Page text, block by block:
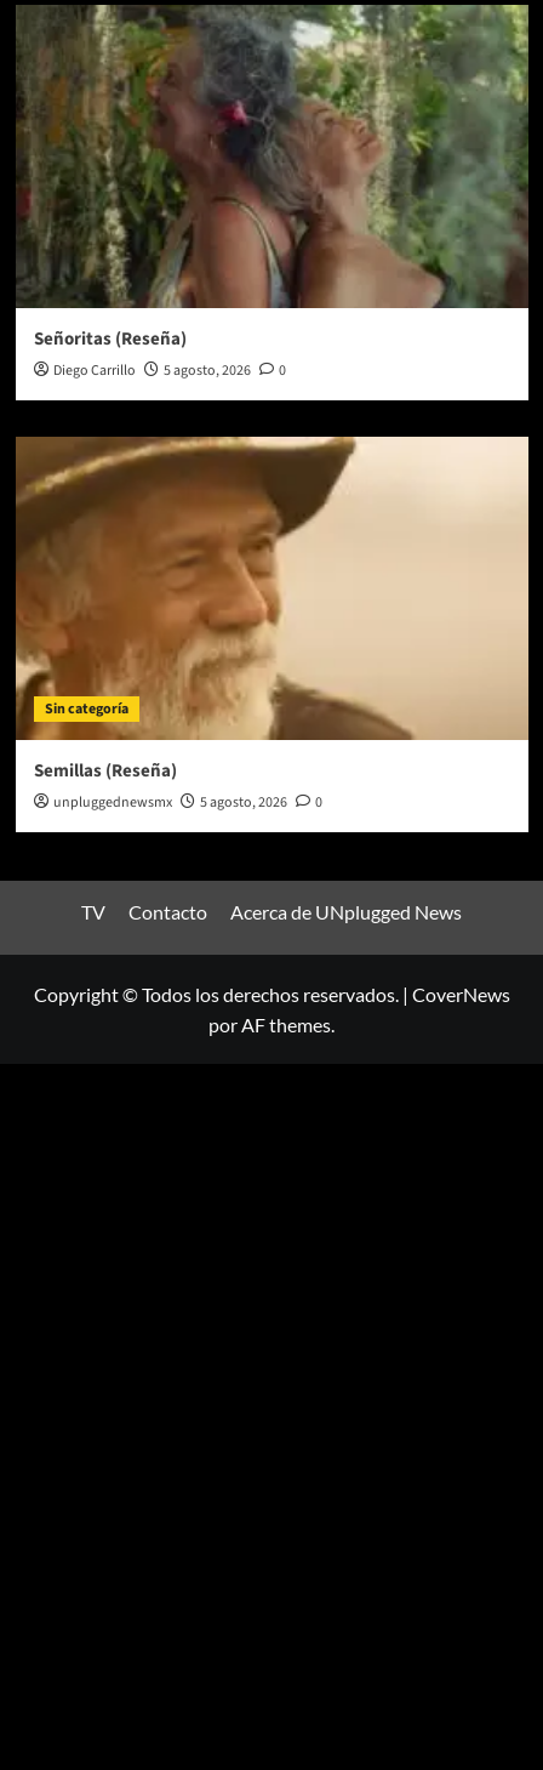
Señoritas (Reseña)
Diego Carrillo 5 agosto, 2026 0
Sin categoría
Semillas (Reseña)
unpluggednewsmx 5 agosto, 2026 0
TV Contacto Acerca de UNplugged News
Copyright © Todos los derechos reservados. | CoverNews
por AF themes.